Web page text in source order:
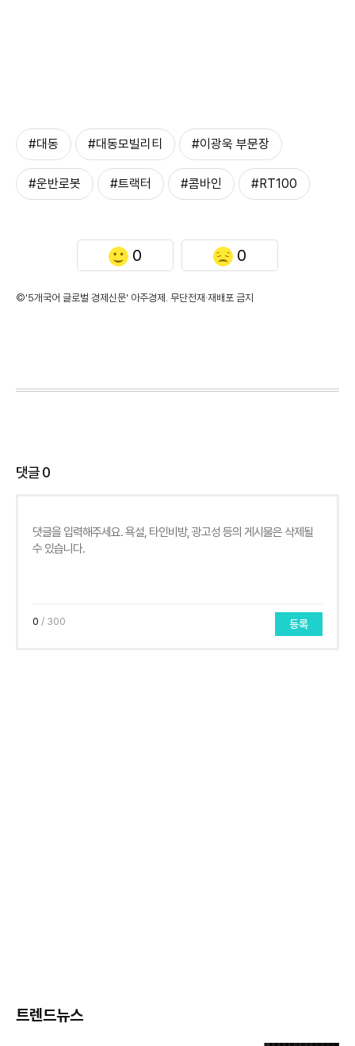
#대동 #대동모빌리티 #이광욱 부문장
#운반로봇 #트랙터 #콤바인 #RT100
0 0
©'5개국어 글로벌 경제신문' 아주경제. 무단전재·재배포 금지
댓글0
0 / 300 등록
트렌드뉴스